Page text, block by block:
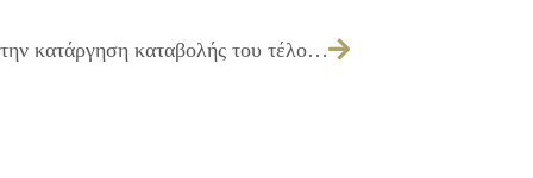
Ενημερωτικό σημείωμα αναφορικά με την κατάργηση καταβολής του τέλους 0,5% επί των ακαθαρίστων εσόδων των καταστημάτων Υ.Ε. στους Δήμους